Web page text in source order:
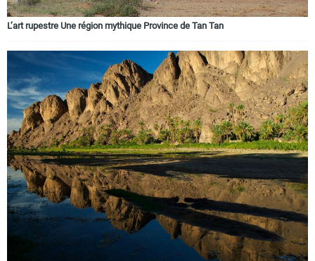
L’art rupestre Une région mythique Province de Tan Tan